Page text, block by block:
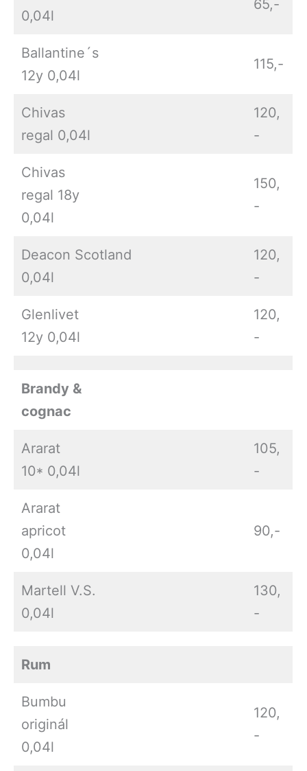
0,04l
65,-
Ballantine´s
12y 0,04l
115,-
Chivas
regal 0,04l
120,
-
Chivas
regal 18y
0,04l
150,
-
Deacon Scotland
0,04l
120,
-
Glenlivet
12y 0,04l
120,
-
Brandy &
cognac
Ararat
10* 0,04l
105,
-
Ararat
apricot
0,04l
90,-
Martell V.S.
0,04l
130,
-
Rum
Bumbu
originál
0,04l
120,
-